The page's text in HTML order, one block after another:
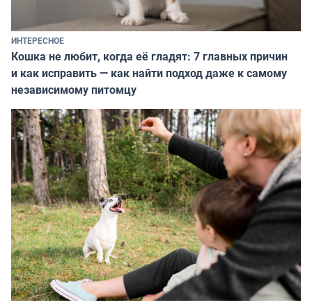
ИНТЕРЕСНОЕ
Кошка не любит, когда её гладят: 7 главных причин
и как исправить — как найти подход даже к самому
независимому питомцу